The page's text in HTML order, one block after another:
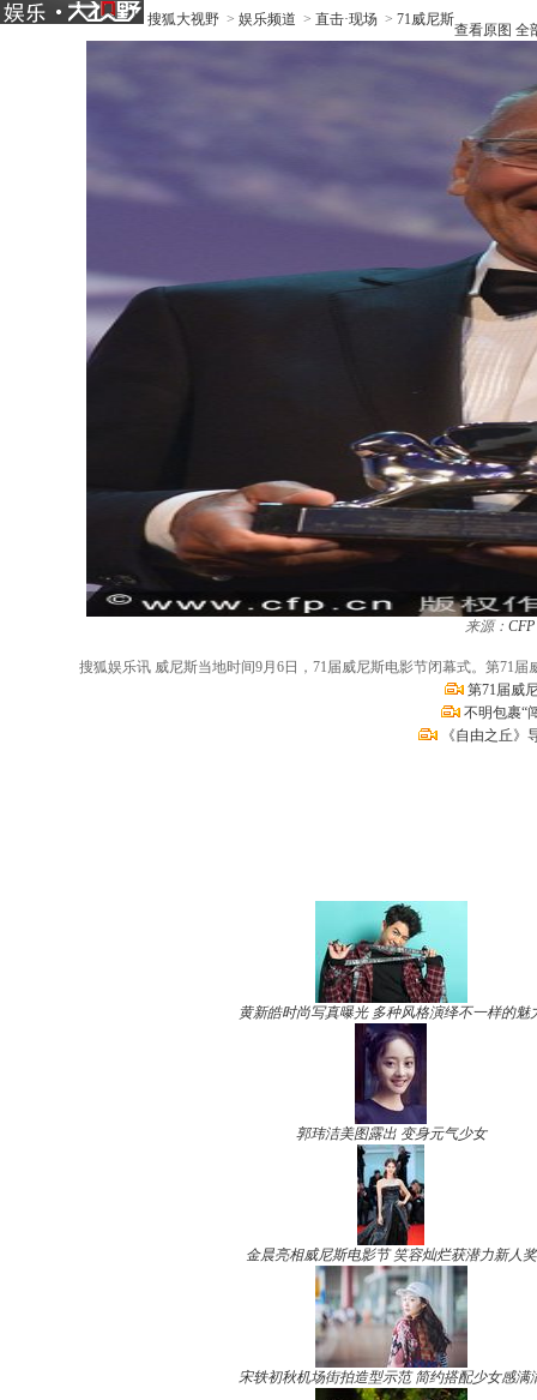
搜狐大视野 > 娱乐频道 > 直击·现场 > 71威尼斯
查看原图 全
来源： CFP
搜狐娱乐讯 威尼斯当地时间9月6日，71届威尼斯电影节闭幕式。第71
第71届威
不明包裹“
《自由之丘
黄新皓时尚写真曝光 多种风格演绎不一样的魅
郭玮洁美图露出 变身元气少女
金晨亮相威尼斯电影节 笑容灿烂获潜力新人奖
宋轶初秋机场街拍造型示范 简约搭配少女感满